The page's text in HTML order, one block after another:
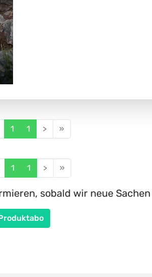
1 1 > »
1 1 > »
sobald wir neue